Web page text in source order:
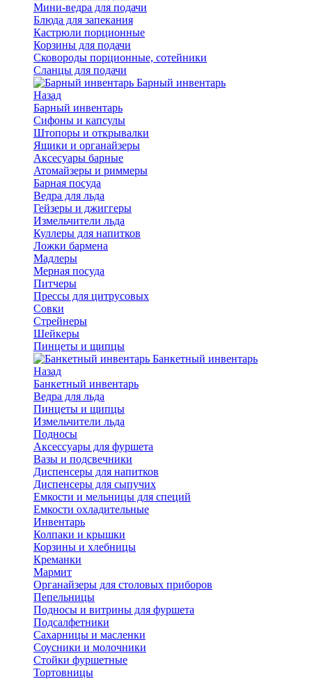
Мини-ведра для подачи
Блюда для запекания
Кастрюли порционные
Корзины для подачи
Сковороды порционные, сотейники
Сланцы для подачи
Барный инвентарь
Назад
Барный инвентарь
Сифоны и капсулы
Штопоры и открывалки
Ящики и органайзеры
Аксесуары барные
Атомайзеры и риммеры
Барная посуда
Ведра для льда
Гейзеры и джиггеры
Измельчители льда
Куллеры для напитков
Ложки бармена
Мадлеры
Мерная посуда
Питчеры
Прессы для цитрусовых
Совки
Стрейнеры
Шейкеры
Пинцеты и щипцы
Банкетный инвентарь
Назад
Банкетный инвентарь
Ведра для льда
Пинцеты и щипцы
Измельчители льда
Подносы
Аксессуары для фуршета
Вазы и подсвечники
Диспенсеры для напитков
Диспенсеры для сыпучих
Емкости и мельницы для специй
Емкости охладительные
Инвентарь
Колпаки и крышки
Корзины и хлебницы
Креманки
Мармит
Органайзеры для столовых приборов
Пепельницы
Подносы и витрины для фуршета
Подсалфетники
Сахарницы и масленки
Соусники и молочники
Стойки фуршетные
Тортовницы